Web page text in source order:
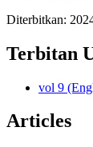
Diterbitkan:
Terbitan
vol 9
Articles